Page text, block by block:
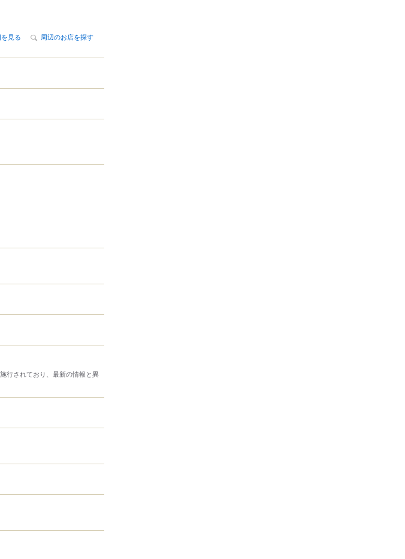
見る 周辺のお店を探す
行されており、最新の情報と異